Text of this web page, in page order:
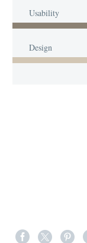
Usability
Design